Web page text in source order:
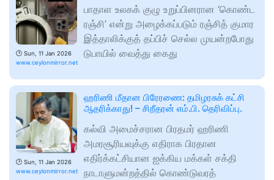
🕑 Sun, 11 Jan 2026
www.ceylonmirror.net
பாதாள உலகக் குழு உறுப்பினரான ‘கொண்ட
ரஞ்சி’ என்று அழைக்கப்படும் ரஞ்சித் குமார
இத்தாலிக்குத் தப்பிச் செல்ல முயன்றபோது
டுபாயில் வைத்து கைது
🕑 Sun, 11 Jan 2026
www.ceylonmirror.net
ஹரிணி மீதான பிரேரணை: தமிழரசுக் கட்சி
ஆதரிக்காது! – சிறீதரன் எம்.பி. தெரிவிப்பு.
கல்வி அமைச்சரான பிரதமர் ஹரிணி
அமரசூரியவுக்கு எதிராக பிரதான
எதிர்க்கட்சியான ஐக்கிய மக்கள் சக்தி
நாடாளுமன்றத்தில் கொண்டுவரத்